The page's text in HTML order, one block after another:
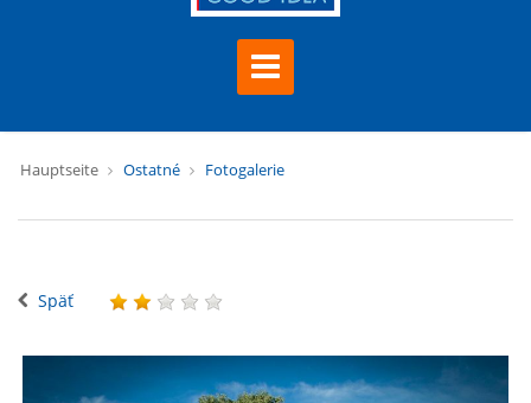
Hauptseite Ostatné Fotogalerie
Späť